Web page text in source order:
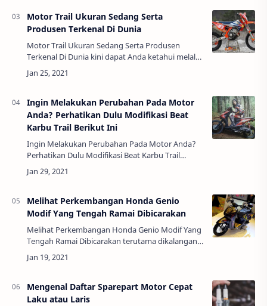
Motor Trail Ukuran Sedang Serta
Produsen Terkenal Di Dunia
Motor Trail Ukuran Sedang Serta Produsen
Terkenal Di Dunia kini dapat Anda ketahui melalui
berbagai media sosial atau pun laman internet.
Bagi Anda yang menyukai motor jenis yang s…
Ingin Melakukan Perubahan Pada Motor
Anda? Perhatikan Dulu Modifikasi Beat
Karbu Trail Berikut Ini
Ingin Melakukan Perubahan Pada Motor Anda?
Perhatikan Dulu Modifikasi Beat Karbu Trail
Berikut Ini - Perkembangan dunia otomotif
dengan beragam teknologinya, semakin hari
Melihat Perkembangan Honda Genio
Modif Yang Tengah Ramai Dibicarakan
Melihat Perkembangan Honda Genio Modif Yang
Tengah Ramai Dibicarakan terutama dikalangan
anak muda atau milenial penyuka otomotif.
Merupakan salah satu jenis atau type motor yang
Mengenal Daftar Sparepart Motor Cepat
Laku atau Laris